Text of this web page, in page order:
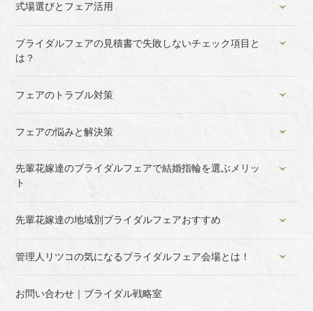
式場選びとフェア活用
ブライダルフェアの見積書で失敗しないチェック項目と
は？
フェアのトラブル対策
フェアの悩みと解決策
先輩花嫁達のブライダルフェアで結婚指輪を選ぶメリッ
ト
先輩花嫁達の地域別ブライダルフェアおすすめ
管理人リツコの気になるブライダルフェア会場とは！
お問い合わせ｜ブライダル戦略室